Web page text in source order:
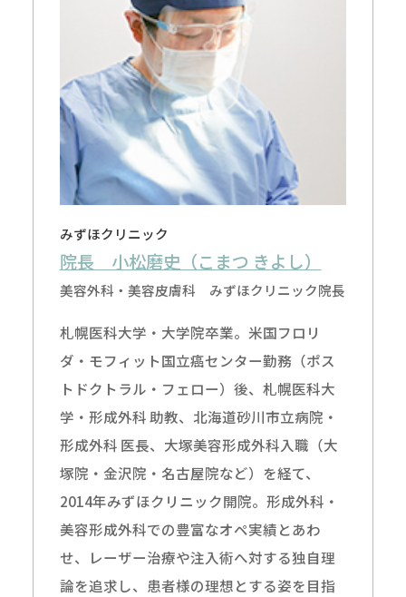
みずほクリニック
院長 小松磨史（こまつ きよし）
美容外科・美容皮膚科 みずほクリニック院長
札幌医科大学・大学院卒業。米国フロリ
ダ・モフィット国立癌センター勤務（ポス
トドクトラル・フェロー）後、札幌医科大
学・形成外科 助教、北海道砂川市立病院・
形成外科 医長、大塚美容形成外科入職（大
塚院・金沢院・名古屋院など）を経て、
2014年みずほクリニック開院。形成外科・
美容形成外科での豊富なオペ実績とあわ
せ、レーザー治療や注入術へ対する独自理
論を追求し、患者様の理想とする姿を目指